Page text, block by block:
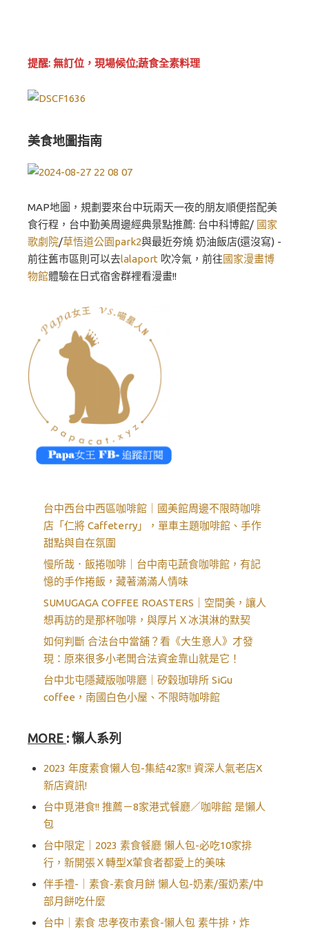
提醒: 無訂位，現場候位;蔬食全素料理
美食地圖指南
MAP地圖，規劃要來台中玩兩天一夜的朋友順便搭配美
食行程，台中勤美周邊經典景點推薦: 台中科博館/ 國家
歌劇院/草悟道公園park2與最近夯燒 奶油飯店(還沒寫) -
前往舊市區則可以去lalaport 吹冷氣，前往國家漫畫博
物館體驗在日式宿舍群裡看漫畫!!
台中西台中西區咖啡館｜國美館周邊不限時咖啡
店「仁將 Caffeterry」，單車主題咖啡館、手作
甜點與自在氛圍
慢所哉．飯捲咖啡｜台中南屯蔬食咖啡館，有記
憶的手作捲飯，藏著滿滿人情味
SUMUGAGA COFFEE ROASTERS｜空間美，讓人
想再訪的是那杯咖啡，與厚片Ｘ冰淇淋的默契
如何判斷 合法台中當舖？看《大生意人》才發
現：原來很多小老闆合法資金靠山就是它！
台中北屯隱藏版咖啡廳｜矽穀珈琲所 SiGu
coffee，南國白色小屋、不限時咖啡館
MORE : 懶人系列
2023 年度素食懶人包-集結42家!! 資深人氣老店X
新店資訊!
台中覓港食!! 推薦－8家港式餐廳／咖啡館 是懶人
包
台中限定｜2023 素食餐廳 懶人包-必吃10家排
行，新開張Ｘ轉型X葷食者都愛上的美味
伴手禮-｜素食-素食月餅 懶人包-奶素/蛋奶素/中
部月餅吃什麼
台中｜素食 忠孝夜市素食-懶人包 素牛排，炸